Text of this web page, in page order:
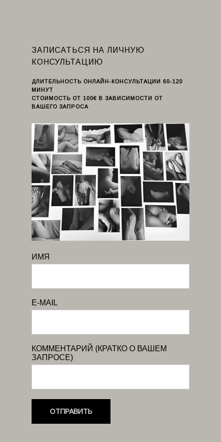
ИМЯ
E-MAIL
КОММЕНТАРИЙ (КРАТКО О ВАШЕМ
ЗАПРОСЕ)
ОТПРАВИТЬ
ЗАПИСАТЬСЯ НА ЛИЧНУЮ
КОНСУЛЬТАЦИЮ
ДЛИТЕЛЬНОСТЬ ОНЛАЙН-КОНСУЛЬТАЦИИ 60-120
МИНУТ
СТОИМОСТЬ ОТ 100€ В ЗАВИСИМОСТИ ОТ
ВАШЕГО ЗАПРОСА